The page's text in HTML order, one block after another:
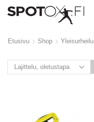
Etusivu Shop Yleisurheilu